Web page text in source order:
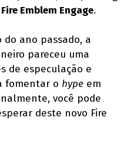
Fire Emblem Engage.
ano passado, a
pareceu uma
de especulação e
fomentar o hype em
você pode
deste novo Fire